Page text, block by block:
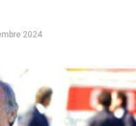
2024